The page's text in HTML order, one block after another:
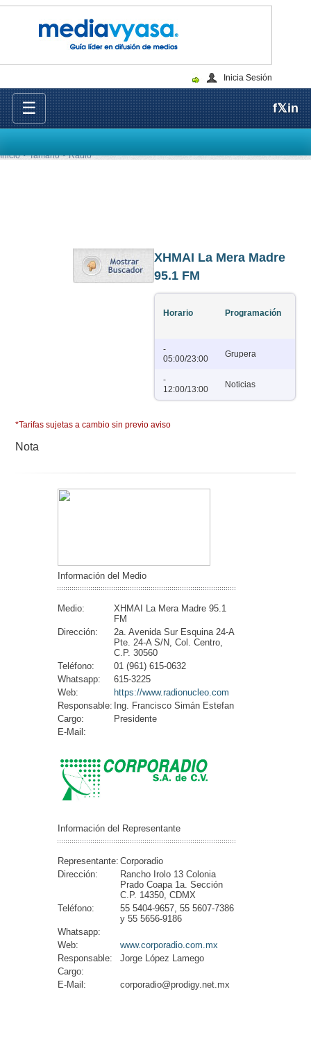
Inicia Sesión
☰ f𝕏in
Inicio Tarifario Radio
XHMAI La Mera Madre
95.1 FM
Horario Programación
-
05:00/23:00
Grupera
-
12:00/13:00
Noticias
*Tarifas sujetas a cambio sin previo aviso
Nota
Información del Medio
Medio:
XHMAI La Mera Madre 95.1
FM
Dirección:
2a. Avenida Sur Esquina 24-A
Pte. 24-A S/N, Col. Centro,
C.P. 30560
Teléfono:
01 (961) 615-0632
Whatsapp:
615-3225
Web:
https://www.radionucleo.com
Responsable: Ing. Francisco Simán Estefan
Cargo:
Presidente
E-Mail:
Información del Representante
Representante: Corporadio
Dirección:
Rancho Irolo 13 Colonia
Prado Coapa 1a. Sección
C.P. 14350, CDMX
Teléfono:
55 5404-9657, 55 5607-7386
y 55 5656-9186
Whatsapp:
Web:
www.corporadio.com.mx
Responsable:
Jorge López Lamego
Cargo:
E-Mail:
corporadio@prodigy.net.mx